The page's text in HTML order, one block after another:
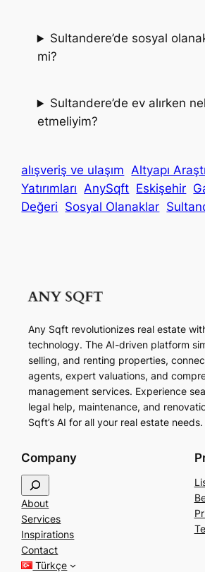
Sultandere’de sosyal
mi?
Sultandere’de ev alırken
etmeliyim?
alışveriş ve ulaşım Altyapı
Yatırımları AnySqft Eskişehir
Değeri Sosyal Olanaklar
Any Sqft revolutionizes real estate
technology. The AI-driven platform
selling, and renting properties,
agents, expert valuations, and
management services. Experience
legal help, maintenance, and
Sqft’s AI for all your real estate needs.
Company
e
a
r
c
h
About
Services
Inspirations
Contact
Türkçe